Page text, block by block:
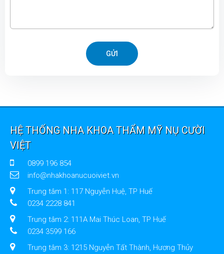
GỬI
HỆ THỐNG NHA KHOA THẨM MỸ NỤ CƯỜI
VIỆT
0899 196 854
info@nhakhoanucuoiviet.vn
Trung tâm 1: 117 Nguyễn Huệ, TP Huế
0234 2228 841
Trung tâm 2: 111A Mai Thúc Loan, TP Huế
0234 3599 166
Trung tâm 3: 1215 Nguyễn Tất Thành, Hương Thủy